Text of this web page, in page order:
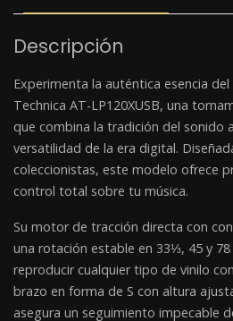
Descripción
Experimenta la auténtica esencia
Technica AT-LP120XUSB, una
que combina la tradición del sonido
versatilidad de la era digital.
coleccionistas, este modelo ofrece
control total sobre tu música.
Su motor de tracción directa con
una rotación estable en 33⅓, 45 y 78
reproducir cualquier tipo de vinilo
brazo en forma de S con altura
asegura un seguimiento impecable